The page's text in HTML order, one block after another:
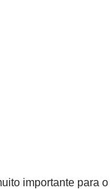
importante para o